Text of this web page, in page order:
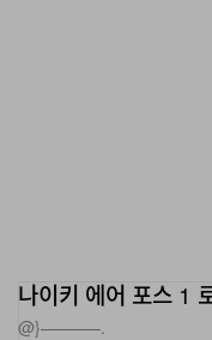
신발
@}———–.
Apr 6, 2026